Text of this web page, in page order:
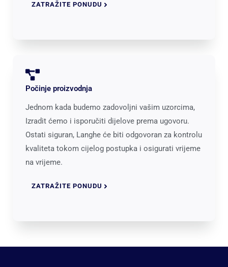
ZATRAŽITE PONUDU
Počinje proizvodnja
Jednom kada budemo zadovoljni vašim uzorcima,
Izradit ćemo i isporučiti dijelove prema ugovoru.
Ostati siguran, Langhe će biti odgovoran za kontrolu
kvaliteta tokom cijelog postupka i osigurati vrijeme
na vrijeme.
ZATRAŽITE PONUDU